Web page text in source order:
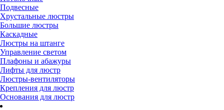
Подвесные
Хрустальные люстры
Большие люстры
Каскадные
Люстры на штанге
Управление светом
Плафоны и абажуры
Лифты для люстр
Люстры-вентиляторы
Крепления для люстр
Основания для люстр